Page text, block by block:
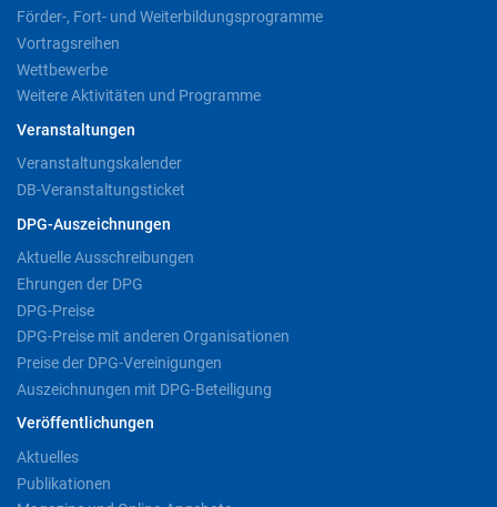
Förder-, Fort- und Weiterbildungsprogramme
Vortragsreihen
Wettbewerbe
Weitere Aktivitäten und Programme
Veranstaltungen
Veranstaltungskalender
DB-Veranstaltungsticket
DPG-Auszeichnungen
Aktuelle Ausschreibungen
Ehrungen der DPG
DPG-Preise
DPG-Preise mit anderen Organisationen
Preise der DPG-Vereinigungen
Auszeichnungen mit DPG-Beteiligung
Veröffentlichungen
Aktuelles
Publikationen